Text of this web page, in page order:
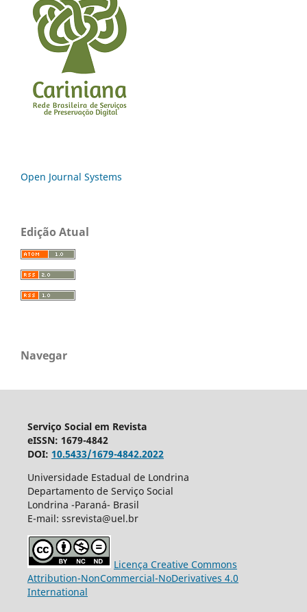
Open Journal Systems
Edição Atual
Navegar
Serviço Social em Revista
eISSN: 1679-4842
DOI: 10.5433/1679-4842.2022
Universidade Estadual de Londrina
Departamento de Serviço Social
Londrina -Paraná- Brasil
E-mail: ssrevista@uel.br
Licença Creative Commons
Attribution-NonCommercial-NoDerivatives 4.0
International